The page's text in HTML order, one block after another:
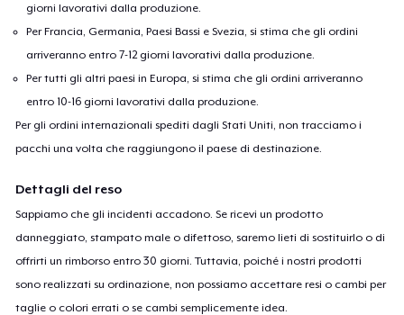
giorni lavorativi dalla produzione.
Per Francia, Germania, Paesi Bassi e Svezia, si stima che gli ordini
arriveranno entro 7-12 giorni lavorativi dalla produzione.
Per tutti gli altri paesi in Europa, si stima che gli ordini arriveranno
entro 10-16 giorni lavorativi dalla produzione.
Per gli ordini internazionali spediti dagli Stati Uniti, non tracciamo i
pacchi una volta che raggiungono il paese di destinazione.
Dettagli del reso
Sappiamo che gli incidenti accadono. Se ricevi un prodotto
danneggiato, stampato male o difettoso, saremo lieti di sostituirlo o di
offrirti un rimborso entro 30 giorni. Tuttavia, poiché i nostri prodotti
sono realizzati su ordinazione, non possiamo accettare resi o cambi per
taglie o colori errati o se cambi semplicemente idea.